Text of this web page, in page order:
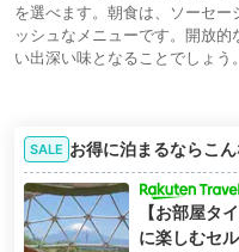
を選べます。朝食は、ソーセ
ッシュなメニューです。開放
い出深い味となることでしょう。
SALE お得に泊まるならこん
【お部屋タ
に楽しむセ